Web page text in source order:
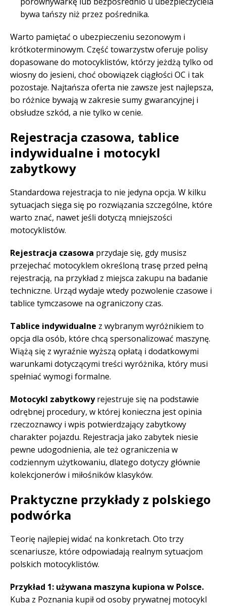
bywa tańszy niż przez pośrednika.
Warto pamiętać o ubezpieczeniu sezonowym i
krótkoterminowym. Część towarzystw oferuje polisy
dopasowane do motocyklistów, którzy jeżdżą tylko od
wiosny do jesieni, choć obowiązek ciągłości OC i tak
pozostaje. Najtańsza oferta nie zawsze jest najlepsza,
bo różnice bywają w zakresie sumy gwarancyjnej i
obsłudze szkód, a nie tylko w cenie.
Rejestracja czasowa, tablice
indywidualne i motocykl
zabytkowy
Standardowa rejestracja to nie jedyna opcja. W kilku
sytuacjach sięga się po rozwiązania szczególne, które
warto znać, nawet jeśli dotyczą mniejszości
motocyklistów.
Rejestracja czasowa przydaje się, gdy musisz
przejechać motocyklem określoną trasę przed pełną
rejestracją, na przykład z miejsca zakupu na badanie
techniczne. Urząd wydaje wtedy pozwolenie czasowe i
tablice tymczasowe na ograniczony czas.
Tablice indywidualne z wybranym wyróżnikiem to
opcja dla osób, które chcą spersonalizować maszynę.
Wiążą się z wyraźnie wyższą opłatą i dodatkowymi
warunkami dotyczącymi treści wyróżnika, który musi
spełniać wymogi formalne.
Motocykl zabytkowyrejestruje się na podstawie
odrębnej procedury, w której konieczna jest opinia
rzeczoznawcy i wpis potwierdzający zabytkowy
charakter pojazdu. Rejestracja jako zabytek niesie
pewne udogodnienia, ale też ograniczenia w
codziennym użytkowaniu, dlatego dotyczy głównie
kolekcjonerów i miłośników klasyków.
Praktyczne przykłady z polskiego
podwórka
Teorię najlepiej widać na konkretach. Oto trzy
scenariusze, które odpowiadają realnym sytuacjom
polskich motocyklistów.
Przykład 1: używana maszyna kupiona w Polsce.
Kuba z Poznania kupił od osoby prywatnej motocykl